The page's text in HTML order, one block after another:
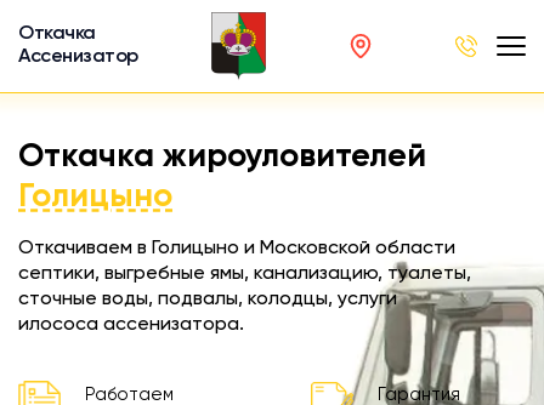
Откачка
Ассенизатор
Откачка жироуловителей
Голицыно
Откачиваем в Голицыно и Московской области
септики, выгребные ямы, канализацию, туалеты,
сточные воды, подвалы, колодцы, услуги
илососа ассенизатора.
Работаем
Гарантия